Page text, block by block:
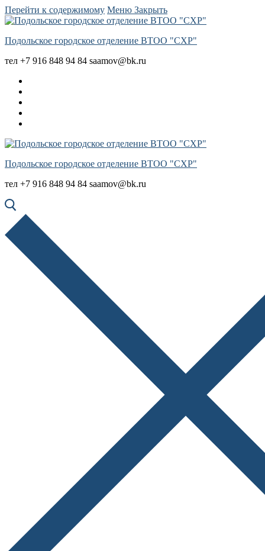
Перейти к содержимому Меню Закрыть
Подольское городское отделение ВТОО "СХР"
тел +7 916 848 94 84 saamov@bk.ru
Подольское городское отделение ВТОО "СХР"
тел +7 916 848 94 84 saamov@bk.ru